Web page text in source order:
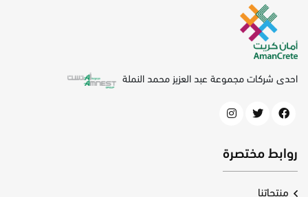
احدى شركات مجموعة عبد العزيز محمد النملة
روابط مختصرة
منتجاتنا